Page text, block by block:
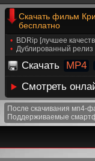
Скачать фильм
бесплатно
BDRip [лучшее
Дублированный релиз
Скачать MP4
Смотреть
После скачивания мп4-
Поддерживаемые